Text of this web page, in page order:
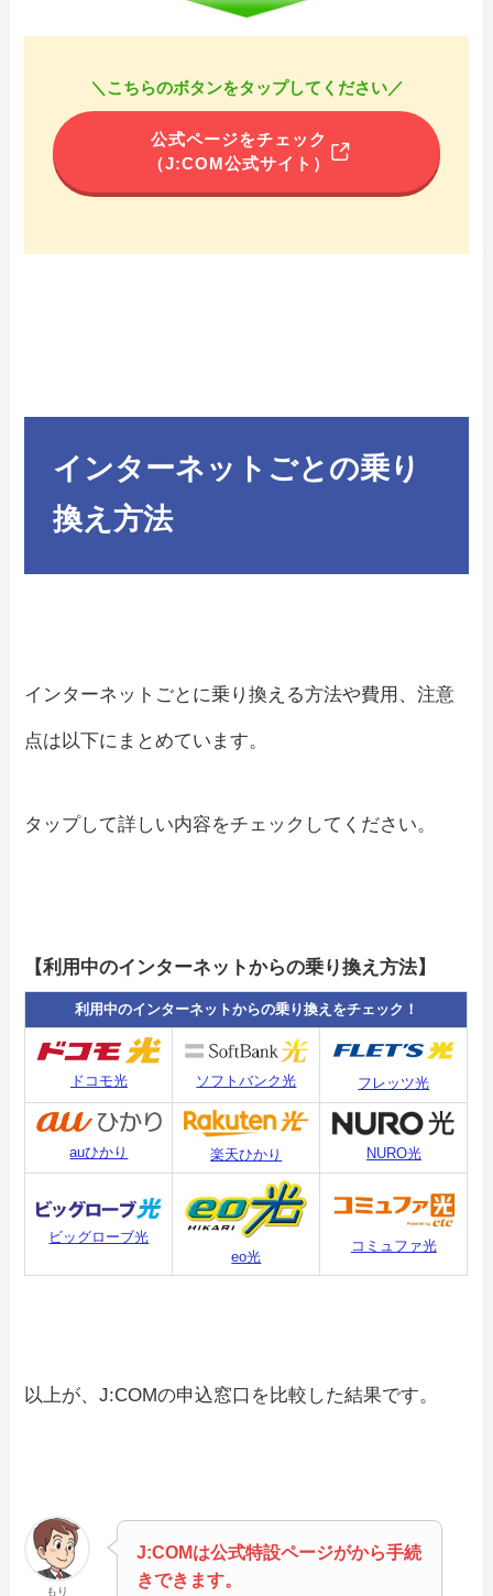
＼こちらのボタンをタップしてください／
公式ページをチェック
（J:COM公式サイト）
インターネットごとの乗り
換え方法
インターネットごとに乗り換える方法や費用、注意
点は以下にまとめています。
タップして詳しい内容をチェックしてください。
【利用中のインターネットからの乗り換え方法】
利用中のインターネットからの乗り換えをチェック！
ドコモ光 ソフトバンク光 フレッツ光
auひかり 楽天ひかり NURO光
ビッグローブ光
eo光
コミュファ光
以上が、J:COMの申込窓口を比較した結果です。
もり
J:COMは公式特設ページがから手続
きできます。